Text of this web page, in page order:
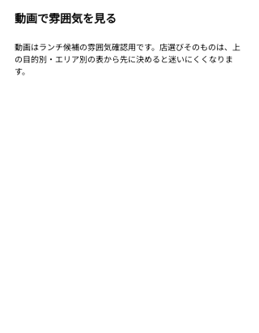
動画で雰囲気を見る
動画はランチ候補の雰囲気確認用です。店選びそのものは、上
の目的別・エリア別の表から先に決めると迷いにくくなりま
す。